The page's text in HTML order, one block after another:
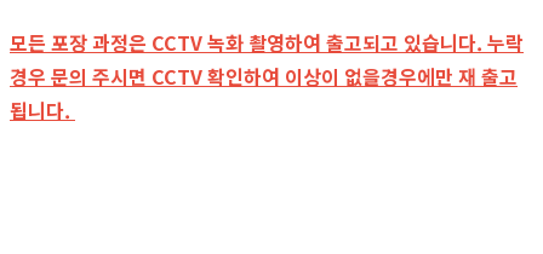
모든 포장 과정은 CCTV 녹화 촬영하여 출고되고 있습니다. 누락
경우 문의 주시면 CCTV 확인하여 이상이 없을경우에만 재 출고
됩니다.